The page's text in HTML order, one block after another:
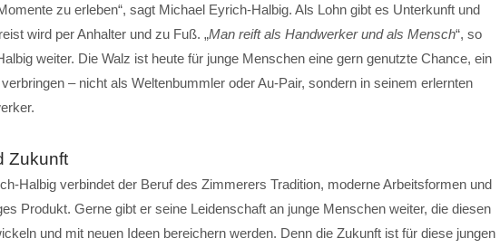
zu erleben“, sagt Michael Eyrich-Halbig. Als Lohn gibt es Unterkunft und
wird per Anhalter und zu Fuß. „Man reift als Handwerker und als Mensch“, so
weiter. Die Walz ist heute für junge Menschen eine gern genutzte Chance, ein
– nicht als Weltenbummler oder Au-Pair, sondern in seinem erlernten
Zukunft
Halbig verbindet der Beruf des Zimmerers Tradition, moderne Arbeitsformen und
Produkt. Gerne gibt er seine Leidenschaft an junge Menschen weiter, die diesen
und mit neuen Ideen bereichern werden. Denn die Zukunft ist für diese jungen